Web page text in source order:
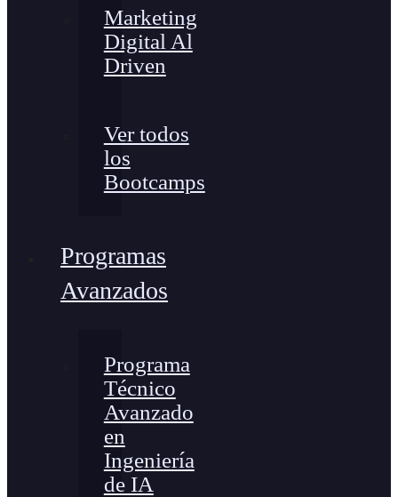
Marketing
Digital Al
Driven
Ver todos
los
Bootcamps
Programas
Avanzados
Programa
Técnico
Avanzado
en
Ingeniería
de IA